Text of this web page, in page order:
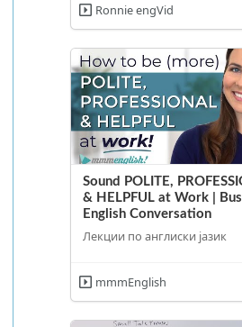
Ronnie engVid
Sound POLITE,
& HELPFUL at Work |
English Conversation
Лекции по англиски јазик
mmmEnglish